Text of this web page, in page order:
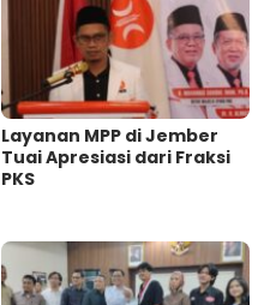
Layanan MPP di Jember
Tuai Apresiasi dari Fraksi
PKS